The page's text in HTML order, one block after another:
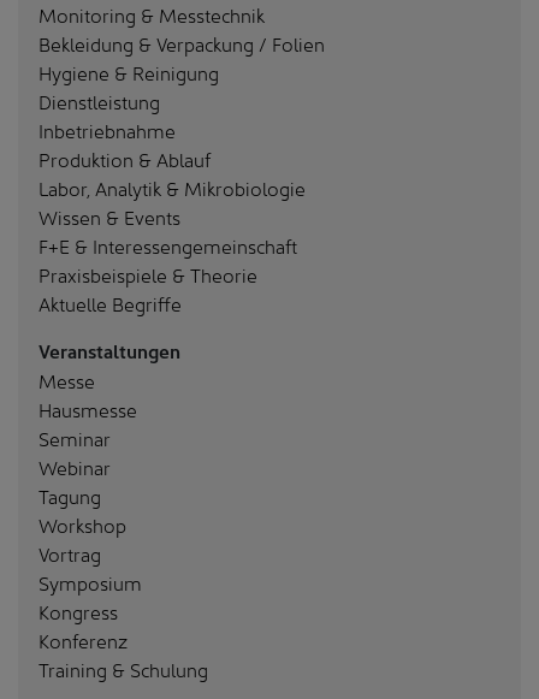
Monitoring & Messtechnik
Bekleidung & Verpackung / Folien
Hygiene & Reinigung
Dienstleistung
Inbetriebnahme
Produktion & Ablauf
Labor, Analytik & Mikrobiologie
Wissen & Events
F+E & Interessengemeinschaft
Praxisbeispiele & Theorie
Aktuelle Begriffe
Veranstaltungen
Messe
Hausmesse
Seminar
Webinar
Tagung
Workshop
Vortrag
Symposium
Kongress
Konferenz
Training & Schulung